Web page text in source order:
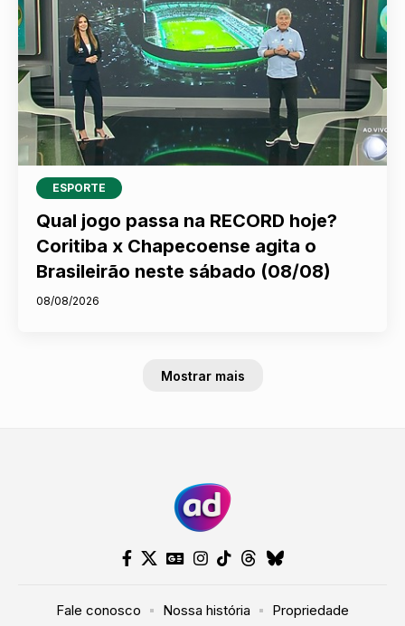
ESPORTE
Qual jogo passa na RECORD hoje?
Coritiba x Chapecoense agita o
Brasileirão neste sábado (08/08)
08/08/2026
Mostrar mais
Fale conosco Nossa história
Propriedade